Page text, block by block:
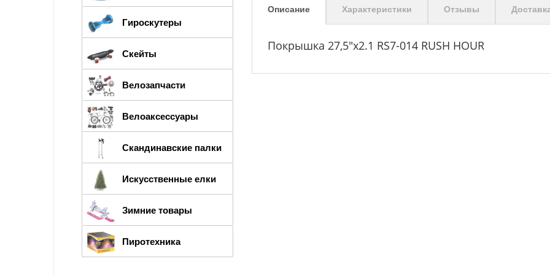
Описание Характеристики Отзывы
Покрышка 27,5"х2.1 RS7-014 RUSH HOUR
Гироскутеры
Скейты
Велозапчасти
Велоаксессуары
Скандинавские палки
Искусственные елки
Зимние товары
Пиротехника